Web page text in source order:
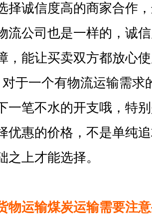
择诚信度高的商家合作
流公司也是一样的，诚
，能让买卖双方都放心
于一个有物流运输需求
一笔不水的开支哦，特
优惠的价格，不是单纯
之上才能选择。
物运输煤炭运输需要注